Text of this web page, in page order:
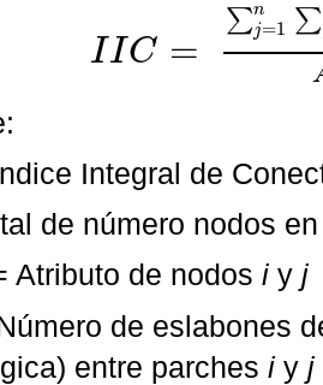
IIC =
∑n
j=1 ∑
IIC= ∑j=1 ∑j=1 ai*aj1+nlijAL2
Integral de
de número nodos
Atributo de nodos i y j
de eslabones
entre parches i y j